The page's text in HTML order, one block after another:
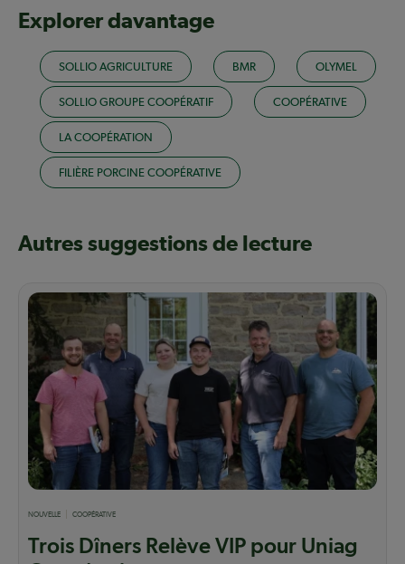
Explorer davantage
SOLLIO AGRICULTURE BMR OLYMEL
SOLLIO GROUPE COOPÉRATIF COOPÉRATIVE
LA COOPÉRATION
FILIÈRE PORCINE COOPÉRATIVE
Autres suggestions de lecture
NOUVELLE COOPÉRATIVE
Trois Dîners Relève VIP pour Uniag